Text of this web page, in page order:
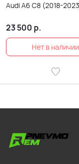
Audi A6 C8 (2018-
23 500 р.